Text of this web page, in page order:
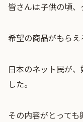
皆さんは子供の頃
希望の商品がもら
日本のネット民が
した。
その内容がとっても